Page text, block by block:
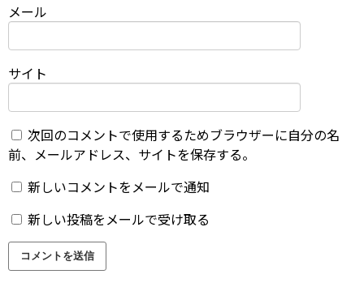
メール
サイト
次回のコメントで使用するためブラウザーに自分の名
前、メールアドレス、サイトを保存する。
新しいコメントをメールで通知
新しい投稿をメールで受け取る